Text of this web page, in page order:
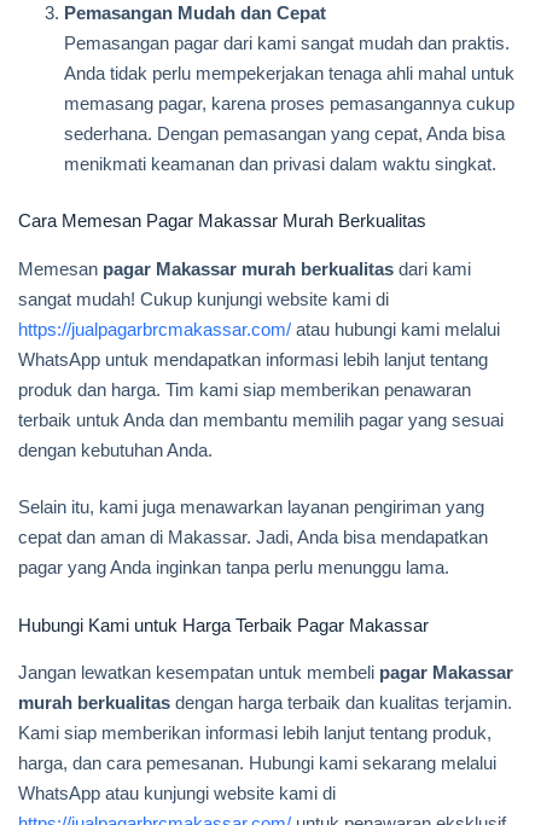
Pemasangan Mudah dan Cepat
Pemasangan pagar dari kami sangat mudah dan praktis.
Anda tidak perlu mempekerjakan tenaga ahli mahal untuk
memasang pagar, karena proses pemasangannya cukup
sederhana. Dengan pemasangan yang cepat, Anda bisa
menikmati keamanan dan privasi dalam waktu singkat.
Cara Memesan Pagar Makassar Murah Berkualitas
Memesan pagar Makassar murah berkualitas dari kami
sangat mudah! Cukup kunjungi website kami di
https://jualpagarbrcmakassar.com/ atau hubungi kami melalui
WhatsApp untuk mendapatkan informasi lebih lanjut tentang
produk dan harga. Tim kami siap memberikan penawaran
terbaik untuk Anda dan membantu memilih pagar yang sesuai
dengan kebutuhan Anda.
Selain itu, kami juga menawarkan layanan pengiriman yang
cepat dan aman di Makassar. Jadi, Anda bisa mendapatkan
pagar yang Anda inginkan tanpa perlu menunggu lama.
Hubungi Kami untuk Harga Terbaik Pagar Makassar
Jangan lewatkan kesempatan untuk membeli pagar Makassar
murah berkualitas dengan harga terbaik dan kualitas terjamin.
Kami siap memberikan informasi lebih lanjut tentang produk,
harga, dan cara pemesanan. Hubungi kami sekarang melalui
WhatsApp atau kunjungi website kami di